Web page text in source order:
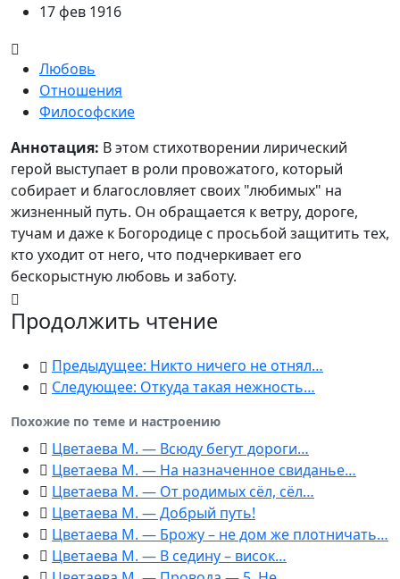
17 фев 1916
Любовь
Отношения
Философские
Аннотация
Аннотация: В этом стихотворении лирический
герой выступает в роли провожатого, который
собирает и благословляет своих "любимых" на
жизненный путь. Он обращается к ветру, дороге,
тучам и даже к Богородице с просьбой защитить тех,
кто уходит от него, что подчеркивает его
бескорыстную любовь и заботу.
Продолжить чтение
Предыдущее: Никто ничего не отнял…
Следующее: Откуда такая нежность…
Похожие по теме и настроению
Цветаева М. — Всюду бегут дороги…
Цветаева М. — На назначенное свиданье…
Цветаева М. — От родимых сёл, сёл…
Цветаева М. — Добрый путь!
Цветаева М. — Брожу – не дом же плотничать…
Цветаева М. — В седину – висок…